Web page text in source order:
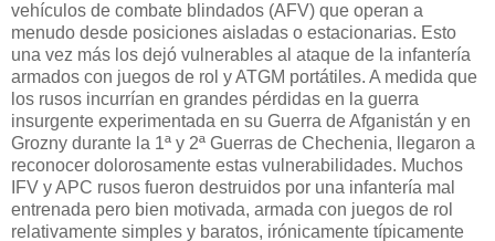
vehículos de combate blindados (AFV) que operan a
menudo desde posiciones aisladas o estacionarias. Esto
una vez más los dejó vulnerables al ataque de la infantería
armados con juegos de rol y ATGM portátiles. A medida que
los rusos incurrían en grandes pérdidas en la guerra
insurgente experimentada en su Guerra de Afganistán y en
Grozny durante la 1ª y 2ª Guerras de Chechenia, llegaron a
reconocer dolorosamente estas vulnerabilidades. Muchos
IFV y APC rusos fueron destruidos por una infantería mal
entrenada pero bien motivada, armada con juegos de rol
relativamente simples y baratos, irónicamente típicamente